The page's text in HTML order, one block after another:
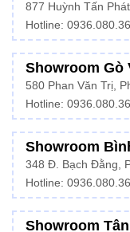
877 Huỳnh Tấn
Hotline:
Showroom Gò
580 Phan Văn Trị,
Hotline:
Showroom
348 Đ. Bạch Đằng,
Hotline:
Showroom